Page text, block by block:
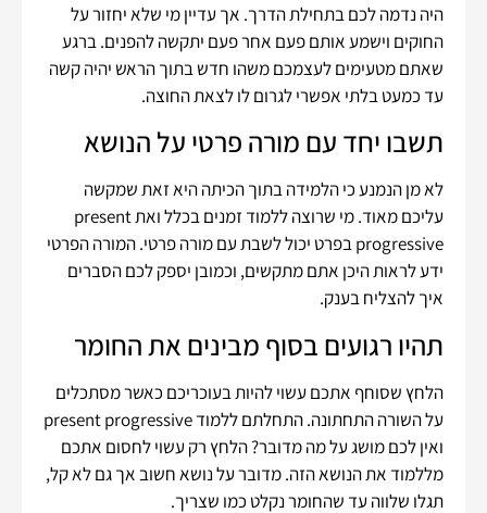
היה נדמה לכם בתחילת הדרך. אך עדיין מי שלא יחזור על
החוקים וישמע אותם פעם אחר פעם יתקשה להפנים. ברגע
שאתם מטעימים לעצמכם משהו חדש בתוך הראש יהיה קשה
עד כמעט בלתי אפשרי לגרום לו לצאת החוצה.
תשבו יחד עם מורה פרטי על הנושא
לא מן הנמנע כי הלמידה בתוך הכיתה היא זאת שמקשה
עליכם מאוד. מי שרוצה ללמוד זמנים בכלל ואת present
progressive בפרט יכול לשבת עם מורה פרטי. המורה הפרטי
ידע לראות היכן אתם מתקשים, וכמובן יספק לכם הסברים
איך להצליח בענק.
תהיו רגועים בסוף מבינים את החומר
הלחץ שסוחף אתכם עשוי להיות בעוכריכם כאשר מסתכלים
על השורה התחתונה. התחלתם ללמוד present progressive
ואין לכם מושג על מה מדובר? הלחץ רק עשוי לחסום אתכם
מללמוד את הנושא הזה. מדובר על נושא חשוב אך גם לא קל,
תגלו שלווה עד שהחומר נקלט כמו שצריך.